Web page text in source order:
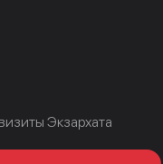
Экзархата